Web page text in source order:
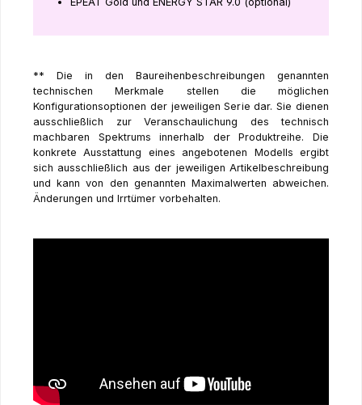
** Die in den Baureihenbeschreibungen genannten
technischen Merkmale stellen die möglichen
Konfigurationsoptionen der jeweiligen Serie dar. Sie dienen
ausschließlich zur Veranschaulichung des technisch
machbaren Spektrums innerhalb der Produktreihe. Die
konkrete Ausstattung eines angebotenen Modells ergibt
sich ausschließlich aus der jeweiligen Artikelbeschreibung
und kann von den genannten Maximalwerten abweichen.
Änderungen und Irrtümer vorbehalten.